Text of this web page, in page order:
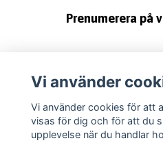
Prenumerera på
Vi använder
Vi använder cookies för att
visas för dig och för att du
upplevelse när du handlar